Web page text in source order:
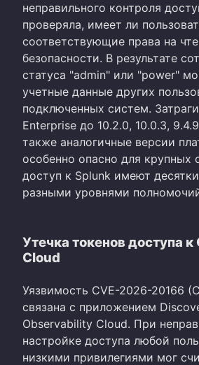
неправильного контроля
проверяла, имеет ли
соответствующие права на
безопасности. В результате
статуса "admin" или "power"
учетные данные других
подключенных систем.
Enterprise до 10.2.0, 10.0.3,
также аналогичные версии
особенно опасно для крупных
доступ к Splunk имеют
разными уровнями
Утечка токенов доступа
Cloud
Уязвимость CVE-2026-20166
связана с приложением
Observability Cloud. При
настройке доступа любой
низкими привилегиями мог